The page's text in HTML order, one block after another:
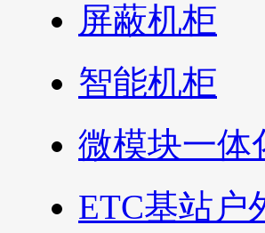
屏蔽机柜
智能机柜
微模块一体
ETC基站户